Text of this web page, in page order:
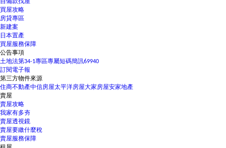
自備款找屋
買屋攻略
房貸專區
新建案
日本置產
買屋服務保障
公告事項
土地法第34-1專區專屬短碼簡訊69940
訂閱電子報
第三方物件來源
住商不動產中信房屋太平洋房屋大家房屋安家地產
賣屋
賣屋攻略
我家有多夯
賣屋透視鏡
賣屋要繳什麼稅
賣屋服務保障